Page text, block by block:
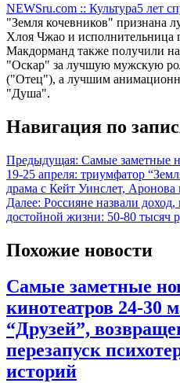
NEWSru.com :: Культура5 лет
"Земля кочевников" признана
Хлоя Чжао и исполнительница
Макдорманд также получили
"Оскар" за лучшую мужскую
("Отец"), а лучшим
"Душа".
Навигация по
Предыдущая: Самые заметные
19-25 апреля: триумфатор
драма с Кейт Уинслет,
Далее: Россияне назвали
достойной жизни: 50-80 тысяч
Похожие новости
Самые заметные
кинотеатров 24-30
“Друзей”,
перезапуск
историй